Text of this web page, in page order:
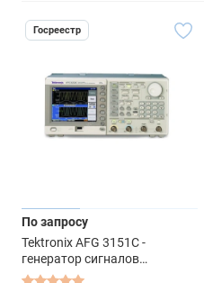
Госреестр
По запросу
Tektronix AFG 3151C -
генератор сигналов
специальной формы